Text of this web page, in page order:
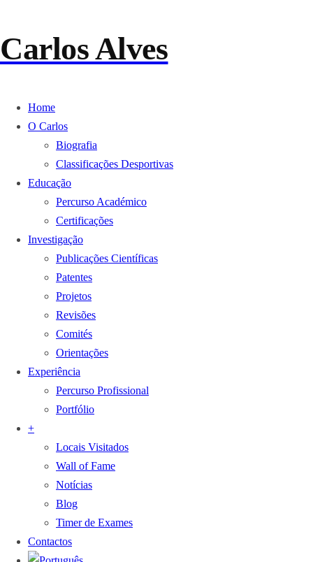
Carlos Alves
Home
O Carlos
Biografia
Classificações Desportivas
Educação
Percurso Académico
Certificações
Investigação
Publicações Científicas
Patentes
Projetos
Revisões
Comités
Orientações
Experiência
Percurso Profissional
Portfólio
+
Locais Visitados
Wall of Fame
Notícias
Blog
Timer de Exames
Contactos